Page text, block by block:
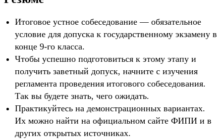
Итоговое устное собеседование — обязательное
условие для допуска к государственному экзамену в
конце 9-го класса.
Чтобы успешно подготовиться к этому этапу и
получить заветный допуск, начните с изучения
регламента проведения итогового собеседования.
Так вы будете знать, чего ожидать.
Практикуйтесь на демонстрационных вариантах.
Их можно найти на официальном сайте ФИПИ и в
других открытых источниках.